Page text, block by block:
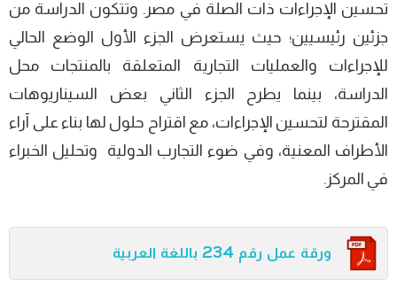
تحسين الإجراءات ذات الصلة في مصر. وتتكون الدراسة من
جزئين رئيسيين؛ حيث يستعرض الجزء الأول الوضع الحالي
للإجراءات والعمليات التجارية المتعلقة بالمنتجات محل
الدراسة، بينما يطرح الجزء الثاني بعض السيناريوهات
المقترحة لتحسين الإجراءات، مع اقتراح حلول لها بناء على آراء
الأطراف المعنية، وفي ضوء التجارب الدولية وتحليل الخبراء
في المركز.
ورقة عمل رقم 234 باللغة العربية